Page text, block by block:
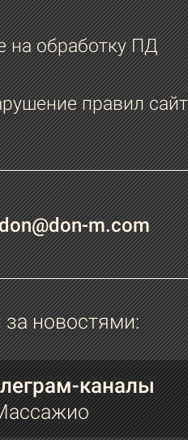
на обработку ПД
правил
m.com
новостями:
каналы